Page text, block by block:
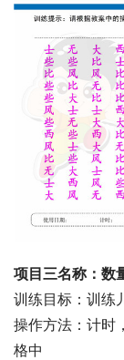
项目三名称：数
训练目标：训练
操作方法：计时
格中